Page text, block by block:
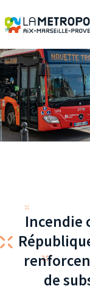
Incendie
de